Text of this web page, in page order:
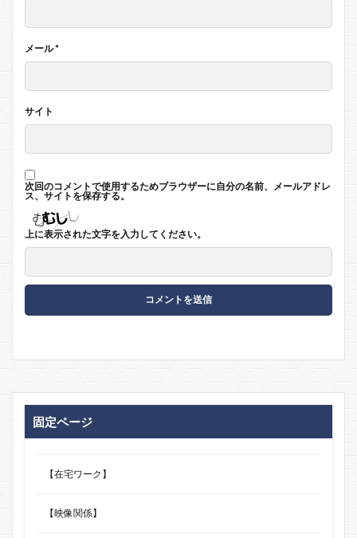
メール*
サイト
次回のコメントで使用するためブラウザーに自分の名前、メールアドレ
ス、サイトを保存する。
上に表示された文字を入力してください。
固定ページ
【在宅ワーク】
【映像関係】